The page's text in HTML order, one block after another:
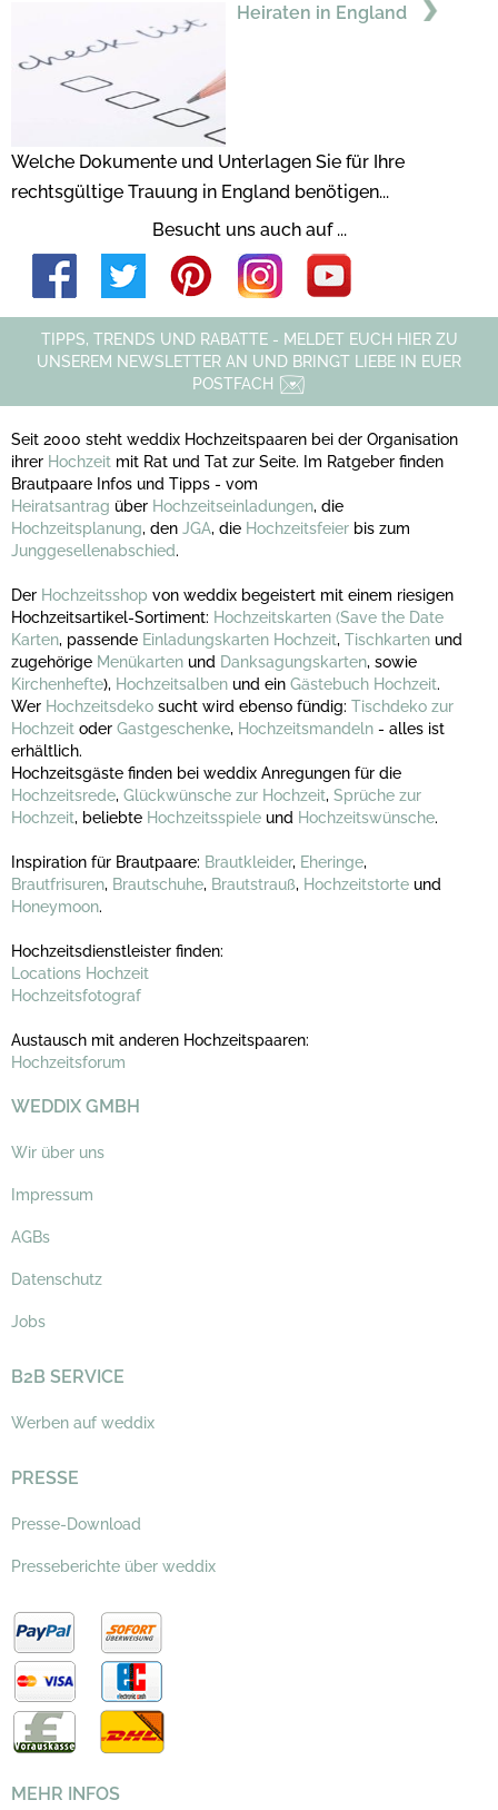
Heiraten in England
Welche Dokumente und Unterlagen Sie für Ihre
rechtsgültige Trauung in England benötigen...
Besucht uns auch auf ...
TIPPS, TRENDS UND RABATTE - MELDET EUCH HIER ZU
UNSEREM NEWSLETTER AN UND BRINGT LIEBE IN EUER
POSTFACH
Seit 2000 steht weddix Hochzeitspaaren bei der Organisation
ihrer Hochzeit mit Rat und Tat zur Seite. Im Ratgeber finden
Brautpaare Infos und Tipps - vom
Heiratsantrag über Hochzeitseinladungen, die
Hochzeitsplanung, den JGA, die Hochzeitsfeier bis zum
Junggesellenabschied.
Der Hochzeitsshop von weddix begeistert mit einem riesigen
Hochzeitsartikel-Sortiment: Hochzeitskarten (Save the Date
Karten, passende Einladungskarten Hochzeit, Tischkarten und
zugehörige Menükarten und Danksagungskarten, sowie
Kirchenhefte), Hochzeitsalben und ein Gästebuch Hochzeit.
Wer Hochzeitsdeko sucht wird ebenso fündig: Tischdeko zur
Hochzeit oder Gastgeschenke, Hochzeitsmandeln - alles ist
erhältlich.
Hochzeitsgäste finden bei weddix Anregungen für die
Hochzeitsrede, Glückwünsche zur Hochzeit, Sprüche zur
Hochzeit, beliebte Hochzeitsspiele und Hochzeitswünsche.
Inspiration für Brautpaare: Brautkleider, Eheringe,
Brautfrisuren, Brautschuhe, Brautstrauß, Hochzeitstorte und
Honeymoon.
Hochzeitsdienstleister finden:
Locations Hochzeit
Hochzeitsfotograf
Austausch mit anderen Hochzeitspaaren:
Hochzeitsforum
WEDDIX GMBH
Wir über uns
Impressum
AGBs
Datenschutz
Jobs
B2B SERVICE
Werben auf weddix
PRESSE
Presse-Download
Presseberichte über weddix
MEHR INFOS